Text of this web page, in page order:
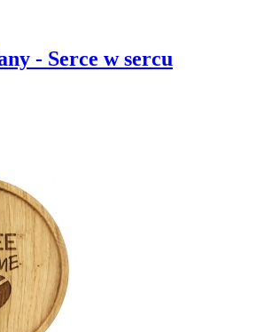
- Serce w sercu